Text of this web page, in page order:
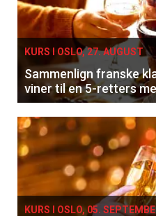
KURS I OSLO, 27. AUGUST
Sammenlign franske
viner til en 5-retters
KURS I OSLO, 05.